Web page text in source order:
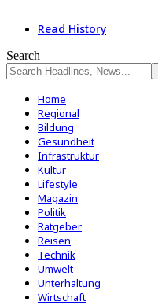
Read History
Search
Home
Regional
Bildung
Gesundheit
Infrastruktur
Kultur
Lifestyle
Magazin
Politik
Ratgeber
Reisen
Technik
Umwelt
Unterhaltung
Wirtschaft